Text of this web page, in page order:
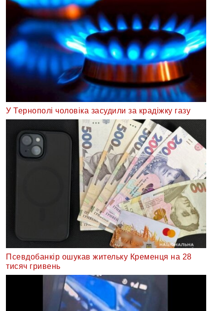
У Тернополі чоловіка засудили за крадіжку газу
Псевдобанкір ошукав жительку Кременця на 28
тисяч гривень